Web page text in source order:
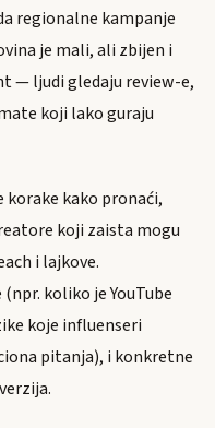
regionalne kampanje
je mali, ali zbijen i
— ljudi gledaju review-e,
koji lako guraju
korake kako pronaći,
koji zaista mogu
i lajkove.
koliko je YouTube
koje influenseri
pitanja), i konkretne